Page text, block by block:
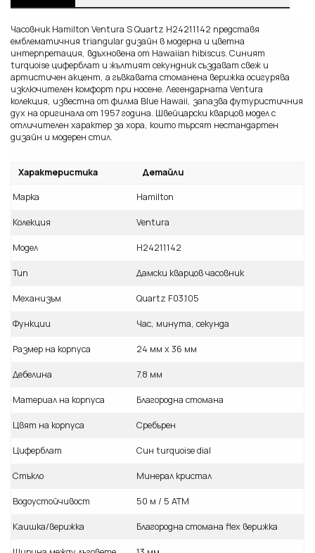
Часовник Hamilton Ventura S Quartz H24211142 представя
емблематичния triangular дизайн в модерна и цветна
интерпретация, вдъхновена от Hawaiian hibiscus. Синият
turquoise циферблат и жълтият секундник създават свеж и
артистичен акцент, а гъвкавата стоманена верижка осигурява
изключителен комфорт при носене. Легендарната Ventura
колекция, известна от филма Blue Hawaii, запазва футуристичния
дух на оригинала от 1957 година. Швейцарски кварцов модел с
отличителен характер за хора, които търсят нестандартен
дизайн и модерен стил.
Характеристика Детайли
Марка Hamilton
Колекция Ventura
Модел H24211142
Тип Дамски кварцов часовник
Механизъм Quartz F03.105
Функции Час, минута, секунда
Размер на корпуса 24 мм x 36 мм
Дебелина 7.8 мм
Материал на корпуса Благородна стомана
Цвят на корпуса Сребърен
Циферблат Син turquoise dial
Стъкло Минерал кристал
Водоустойчивост 50 м / 5 ATM
Каишка/верижка Благородна стомана flex верижка